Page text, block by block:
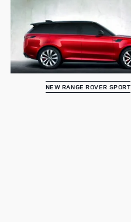
NEW RANGE ROVER SPORT